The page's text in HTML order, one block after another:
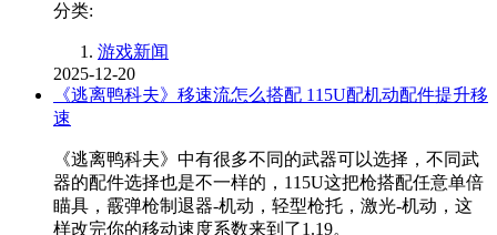
分类:
游戏新闻
2025-12-20
《逃离鸭科夫》移速流怎么搭配 115U配机动配件提升移
速
《逃离鸭科夫》中有很多不同的武器可以选择，不同武
器的配件选择也是不一样的，115U这把枪搭配任意单倍
瞄具，霰弹枪制退器-机动，轻型枪托，激光-机动，这
样改完你的移动速度系数来到了1.19。